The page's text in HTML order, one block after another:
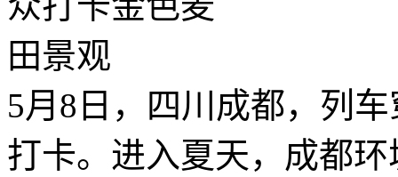
5月8日，四川成都，列
打卡。进入夏天，成都